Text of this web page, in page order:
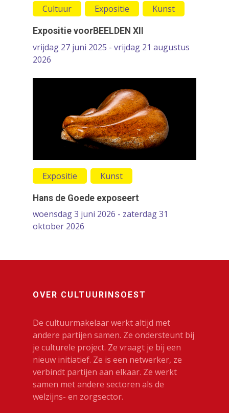
Cultuur Expositie Kunst
Expositie voorBEELDEN XII
vrijdag 27 juni 2025 - vrijdag 21 augustus
2026
Expositie Kunst
Hans de Goede exposeert
woensdag 3 juni 2026 - zaterdag 31
oktober 2026
OVER CULTUURINSOEST
De cultuurmakelaar werkt altijd met
andere partijen samen. Ze ondersteunt bij
je culturele project. Ze vraagt je bij een
nieuw initiatief. Ze is een netwerker, ze
verbindt partijen aan elkaar. Ze werkt
samen met andere sectoren als de
welzijns- en zorgsector.
Koren
Media
Muziek
VolksUniversiteit